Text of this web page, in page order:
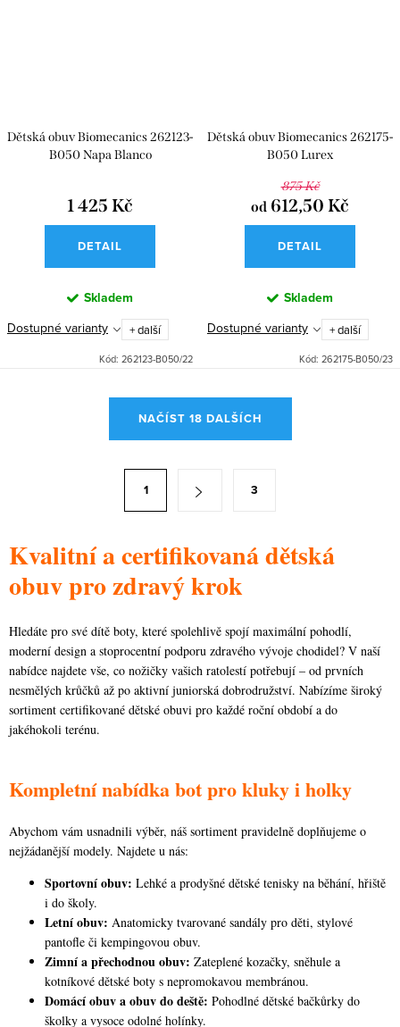
Dětská obuv Biomecanics 262123-
B050 Napa Blanco
1 425 Kč
DETAIL
Skladem
Dostupné varianty + další
Kód: 262123-B050/22
Dětská obuv Biomecanics 262175-
B050 Lurex
875 Kč
od 612,50 Kč
DETAIL
Skladem
Dostupné varianty + další
Kód: 262175-B050/23
c
í
p
v
k
y
v
ý
i
s
u
NAČÍST 18 DALŠÍCH
á
k
o
v
á
n
í
1 3
Kvalitní a certifikovaná dětská
obuv pro zdravý krok
Hledáte pro své dítě boty, které spolehlivě spojí maximální pohodlí,
moderní design a stoprocentní podporu zdravého vývoje chodidel? V naší
nabídce najdete vše, co nožičky vašich ratolestí potřebují – od prvních
nesmělých krůčků až po aktivní juniorská dobrodružství. Nabízíme široký
sortiment certifikované dětské obuvi pro každé roční období a do
jakéhokoli terénu.
Kompletní nabídka bot pro kluky i holky
Abychom vám usnadnili výběr, náš sortiment pravidelně doplňujeme o
nejžádanější modely. Najdete u nás:
Sportovní obuv: Lehké a prodyšné dětské tenisky na běhání, hřiště
i do školy.
Letní obuv: Anatomicky tvarované sandály pro děti, stylové
pantofle či kempingovou obuv.
Zimní a přechodnou obuv: Zateplené kozačky, sněhule a
kotníkové dětské boty s nepromokavou membránou.
Domácí obuv a obuv do deště: Pohodlné dětské bačkůrky do
školky a vysoce odolné holínky.